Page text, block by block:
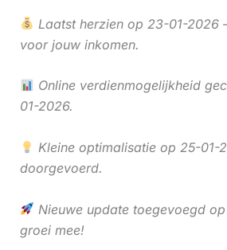
Laatst herzien op 23-01-2026
voor jouw inkomen.
Online verdienmogelijkheid
01-2026.
Kleine optimalisatie op 25-01-
doorgevoerd.
Nieuwe update toegevoegd
groei mee!